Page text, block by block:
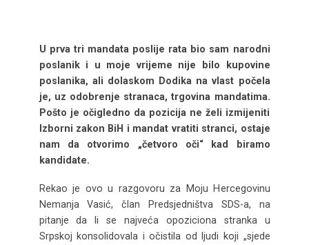
U prva tri mandata poslije rata bio sam narodni
poslanik i u moje vrijeme nije bilo kupovine
poslanika, ali dolaskom Dodika na vlast počela
je, uz odobrenje stranaca, trgovina mandatima.
Pošto je očigledno da pozicija ne želi izmijeniti
Izborni zakon BiH i mandat vratiti stranci, ostaje
nam da otvorimo „četvoro oči“ kad biramo
kandidate.
Rekao je ovo u razgovoru za Moju Hercegovinu
Nemanja Vasić, član Predsjedništva SDS-a, na
pitanje da li se najveća opoziciona stranka u
Srpskoj konsolidovala i očistila od ljudi koji „sjede